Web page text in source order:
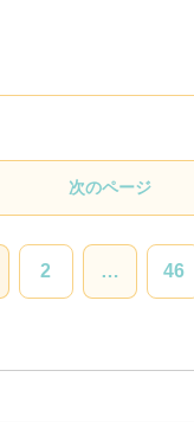
次のページ
2 … 46